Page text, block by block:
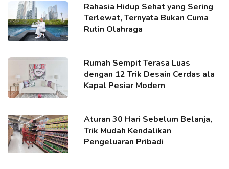
Rahasia Hidup Sehat yang Sering
Terlewat, Ternyata Bukan Cuma
Rutin Olahraga
Rumah Sempit Terasa Luas
dengan 12 Trik Desain Cerdas ala
Kapal Pesiar Modern
Aturan 30 Hari Sebelum Belanja,
Trik Mudah Kendalikan
Pengeluaran Pribadi